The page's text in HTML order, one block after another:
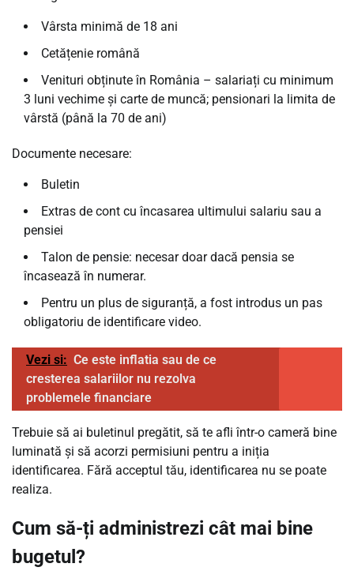
Vârsta minimă de 18 ani
Cetățenie română
Venituri obținute în România – salariați cu minimum
3 luni vechime și carte de muncă; pensionari la limita de
vârstă (până la 70 de ani)
Documente necesare:
Buletin
Extras de cont cu încasarea ultimului salariu sau a
pensiei
Talon de pensie: necesar doar dacă pensia se
încasează în numerar.
Pentru un plus de siguranță, a fost introdus un pas
obligatoriu de identificare video.
Vezi si: Ce este inflatia sau de ce
cresterea salariilor nu rezolva
problemele financiare
Trebuie să ai buletinul pregătit, să te afli într-o cameră bine
luminată și să acorzi permisiuni pentru a iniția
identificarea. Fără acceptul tău, identificarea nu se poate
realiza.
Cum să-ți administrezi cât mai bine
bugetul?